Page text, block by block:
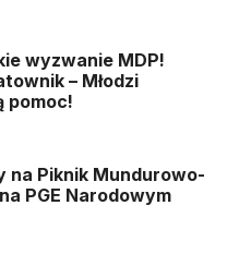
wyzwanie MDP!
– Młodzi
pomoc!
na Piknik Mundurowo-
PGE Narodowym